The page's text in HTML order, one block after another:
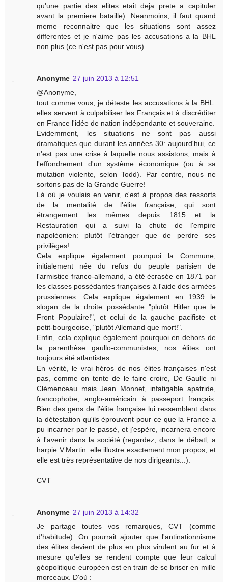
qu'une partie des elites etait deja prete a capituler
avant la premiere bataille). Neanmoins, il faut quand
meme reconnaitre que les situations sont assez
differentes et je n'aime pas les accusations a la BHL
non plus (ce n'est pas pour vous) ...
Anonyme 27 juin 2013 à 12:51
@Anonyme,
tout comme vous, je déteste les accusations à la BHL:
elles servent à culpabiliser les Français et à discréditer
en France l'idée de nation indépendante et souveraine.
Evidemment, les situations ne sont pas aussi
dramatiques que durant les années 30: aujourd'hui, ce
n'est pas une crise à laquelle nous assistons, mais à
l'effondrement d'un système économique (ou à sa
mutation violente, selon Todd). Par contre, nous ne
sortons pas de la Grande Guerre!
Là où je voulais en venir, c'est à propos des ressorts
de la mentalité de l'élite française, qui sont
étrangement les mêmes depuis 1815 et la
Restauration qui a suivi la chute de l'empire
napoléonien: plutôt l'étranger que de perdre ses
privilèges!
Cela explique également pourquoi la Commune,
initialement née du refus du peuple parisien de
l'armistice franco-allemand, a été écrasée en 1871 par
les classes possédantes françaises à l'aide des armées
prussiennes. Cela explique également en 1939 le
slogan de la droite possédante "plutôt Hitler que le
Front Populaire!", et celui de la gauche pacifiste et
petit-bourgeoise, "plutôt Allemand que mort!".
Enfin, cela explique également pourquoi en dehors de
la parenthèse gaullo-communistes, nos élites ont
toujours été atlantistes.
En vérité, le vrai héros de nos élites françaises n'est
pas, comme on tente de le faire croire, De Gaulle ni
Clémenceau mais Jean Monnet, infatigable apatride,
francophobe, anglo-américain à passeport français.
Bien des gens de l'élite française lui ressemblent dans
la détestation qu'ils éprouvent pour ce que la France a
pu incarner par le passé, et j'espère, incarnera encore
à l'avenir dans la société (regardez, dans le débatl, a
harpie V.Martin: elle illustre exactement mon propos, et
elle est très représentative de nos dirigeants...).
CVT
Anonyme 27 juin 2013 à 14:32
Je partage toutes vos remarques, CVT (comme
d'habitude). On pourrait ajouter que l'antinationnisme
des élites devient de plus en plus virulent au fur et à
mesure qu'elles se rendent compte que leur calcul
géopolitique européen est en train de se briser en mille
morceaux. D'où :